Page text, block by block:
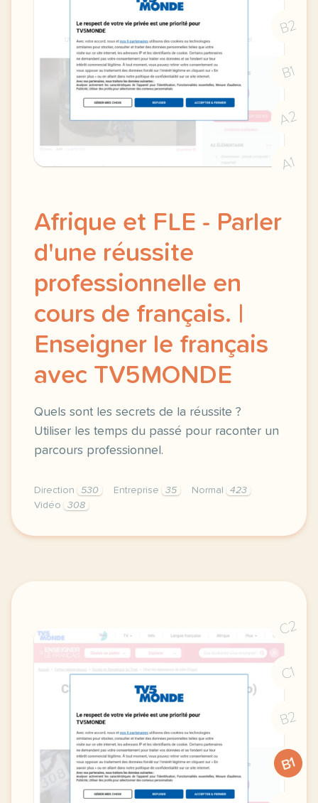
B2
B1
A2
A1
Afrique et FLE - Parler
d'une réussite
professionnelle en
cours de français. |
Enseigner le français
avec TV5MONDE
Quels sont les secrets de la réussite ?
Utiliser les temps du passé pour raconter un
parcours professionnel.
Direction 530 Entreprise 35 Normal
423
Vidéo
308
didomi host didomi components button cursor
C2
C1
B2
B1